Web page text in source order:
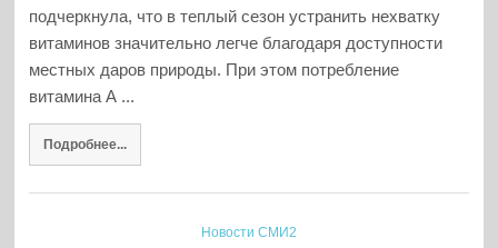
подчеркнула, что в теплый сезон устранить нехватку
витаминов значительно легче благодаря доступности
местных даров природы. При этом потребление
витамина А ...
Подробнее...
Новости СМИ2